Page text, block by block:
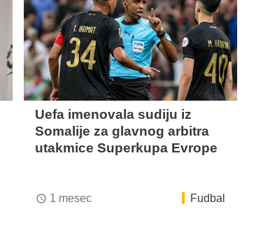
Uefa imenovala sudiju iz
Somalije za glavnog arbitra
utakmice Superkupa Evrope
access_time 1 mesec Fudbal